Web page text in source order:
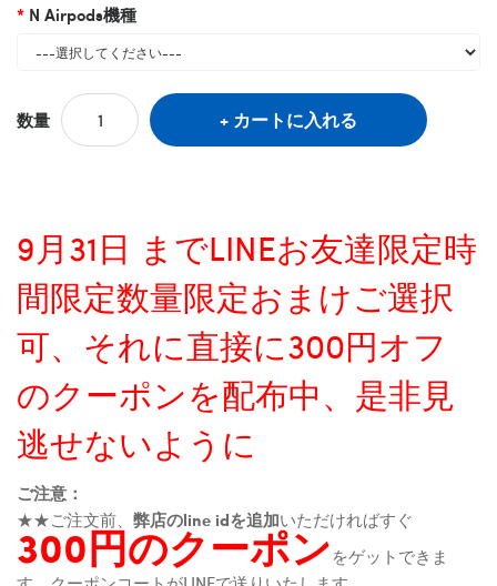
N Airpods機種
数量 カートに入れる
9月31日 までLINEお友達限定時
間限定数量限定おまけご選択
可、それに直接に300円オフ
のクーポンを配布中、是非見
逃せないように
ご注意：
★★ご注文前、 弊店のline idを追加いただければすぐ
300円のクーポンをゲットできま